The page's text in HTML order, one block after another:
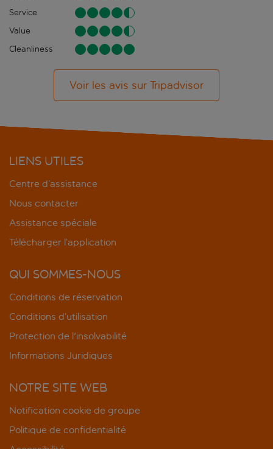
Service
Value
Cleanliness
Voir les avis sur Tripadvisor
LIENS UTILES
Centre d’assistance
Nous contacter
Assistance spéciale
Télécharger l’application
QUI SOMMES-NOUS
Conditions de réservation
Conditions d’utilisation
Protection de l'insolvabilité
Informations Juridiques
NOTRE SITE WEB
Notification cookie de groupe
Politique de confidentialité